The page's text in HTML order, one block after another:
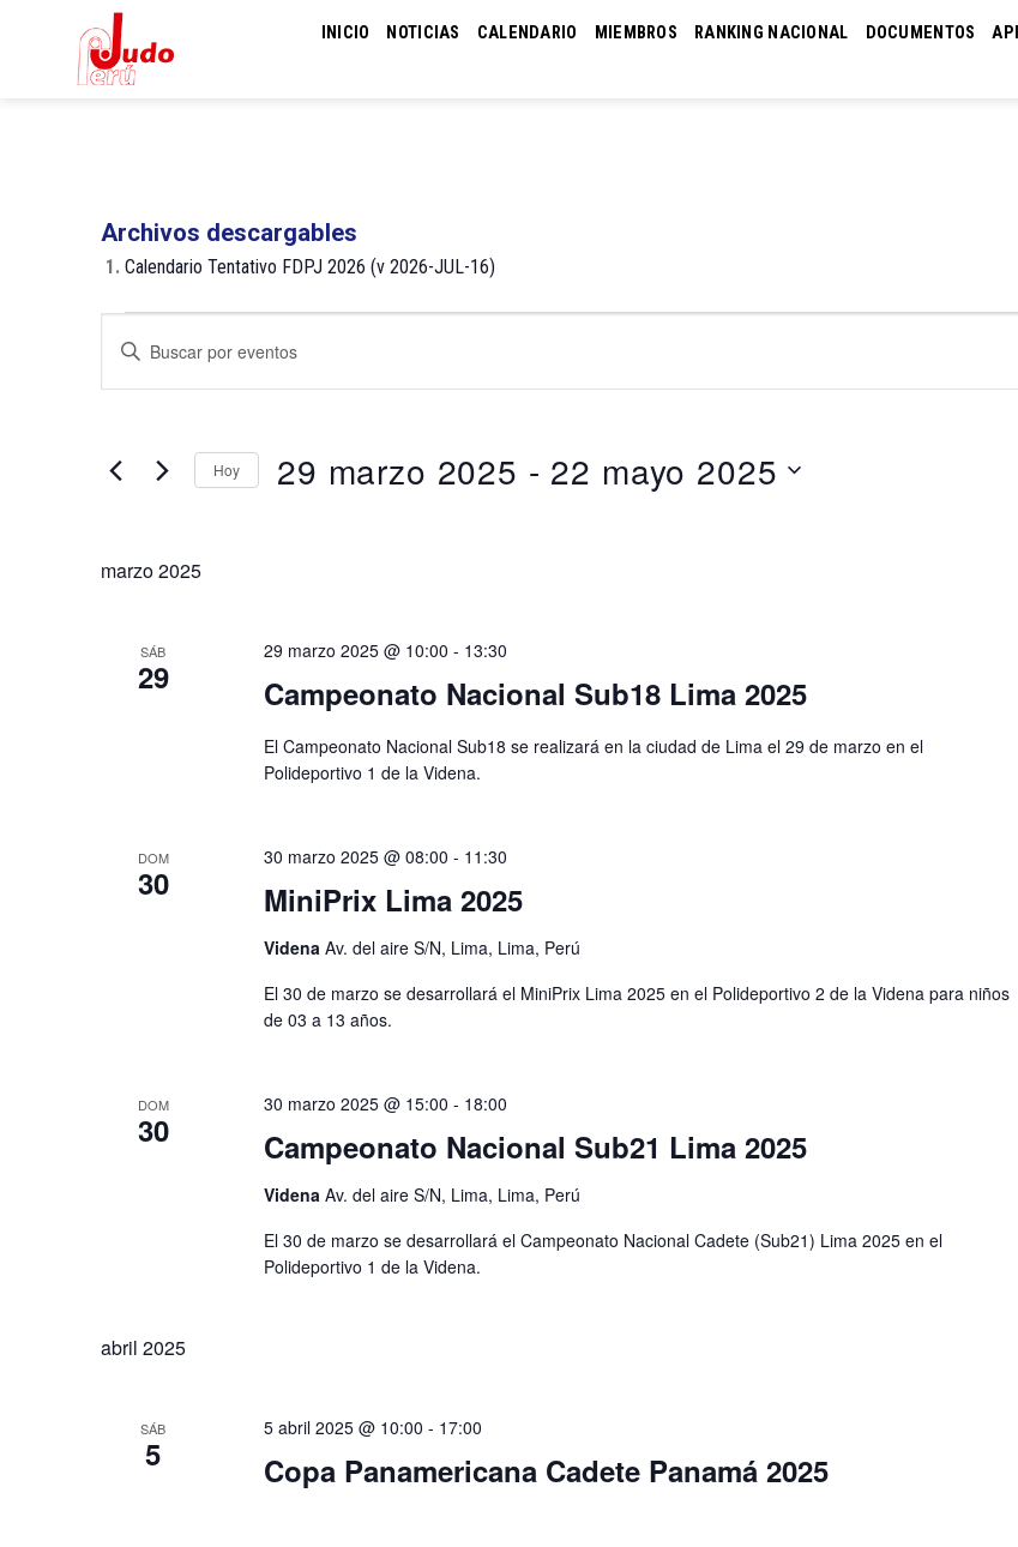
INICIO NOTICIAS CALENDARIO MIEMBROS RANKING NACIONAL DOCUMENTOS
Archivos descargables
1. Calendario Tentativo FDPJ 2026 (v 2026-JUL-16)
Eventos
Navegación
vistas
Eventos
Introduce
palabra
Eventos
palabra
Hoy 29 marzo 2025 - 22 mayo 2025
marzo 2025
SÁB
29 Campeonato Nacional Sub18 Lima 2025
29 marzo 2025 @ 10:00 - 13:30
El Campeonato Nacional Sub18 se realizará en la ciudad de Lima el 29 de marzo en el
Polideportivo 1 de la Videna.
DOM
30 MiniPrix Lima 2025
30 marzo 2025 @ 08:00 - 11:30
Videna Av. del aire S/N, Lima, Lima, Perú
El 30 de marzo se desarrollará el MiniPrix Lima 2025 en el Polideportivo 2 de la Videna para niños
de 03 a 13 años.
DOM
30 Campeonato Nacional Sub21 Lima 2025
30 marzo 2025 @ 15:00 - 18:00
Videna Av. del aire S/N, Lima, Lima, Perú
El 30 de marzo se desarrollará el Campeonato Nacional Cadete (Sub21) Lima 2025 en el
Polideportivo 1 de la Videna.
abril 2025
SÁB
5 Copa Panamericana Cadete Panamá 2025
5 abril 2025 @ 10:00 - 17:00